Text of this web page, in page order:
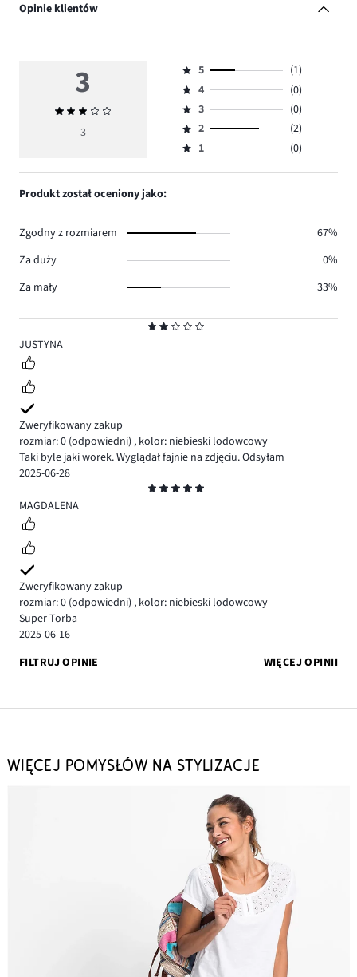
Opinie klientów
2
JUSTYNA
Zweryfikowany zakup
rozmiar: 0 (odpowiedni) , kolor: niebieski lodowcowy
Taki byle jaki worek. Wyglądał fajnie na zdjęciu. Odsyłam
2025-06-28
5
MAGDALENA
Zweryfikowany zakup
rozmiar: 0 (odpowiedni) , kolor: niebieski lodowcowy
Super Torba
2025-06-16
FILTRUJ OPINIE
WIĘCEJ OPINII
3
Średnia
ocena
3
Ocena
5,
ilość
głosów
1.
5
(1)
Ocena
4,
ilość
głosów
4
(0)
Ocena
3,
ilość
3
(0)
Ocena
2,
2
(2)
Ocena
1,
1 (0)
Produkt został oceniony jako:
Zgodny z rozmiarem
67%
Za duży
0%
Za mały
33%
WIĘCEJ POMYSŁÓW NA STYLIZACJE